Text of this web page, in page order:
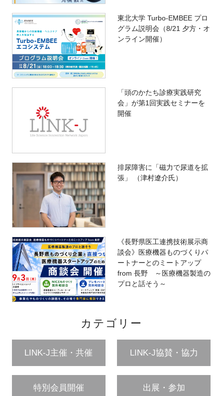
東北大学 Turbo-EMBEE プロ
グラム説明会（8/21 夕方・オ
ンライン開催）
「頭のかたち診療実践研究
会」が第1回実践セミナーを
開催
排尿障害に「磁力で尿道を拡
張」 （津村遼介氏）
《長野県医工連携技術展示商
談会》医療機器ものづくりパ
ートナーとのミートアップ
from 長野 ～医療機器製造の
プロと話そう～
カテゴリー
LINK-J主催・共催 LINK-J協賛・協力
特別会員開催 出展・参加